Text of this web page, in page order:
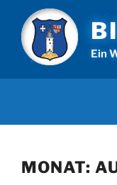
Inhalt
springen
Ein
MONAT: